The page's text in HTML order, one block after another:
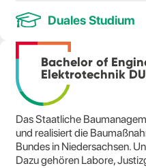
Duales Studium
Bachelor of
Elektrotechnik
Das Staatliche
und realisiert die
Bundes in Niedersachsen.
Dazu gehören Labore,